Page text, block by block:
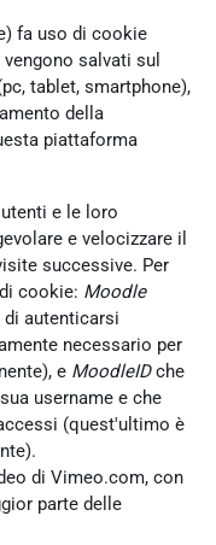
fa uso di cookie
salvati sul
tablet, smartphone),
della
piattaforma
e le loro
e velocizzare il
successive. Per
cookie: Moodle
di autenticarsi
necessario per
e MoodleIDche
username e che
(quest'ultimo è
di Vimeo.com, con
parte delle